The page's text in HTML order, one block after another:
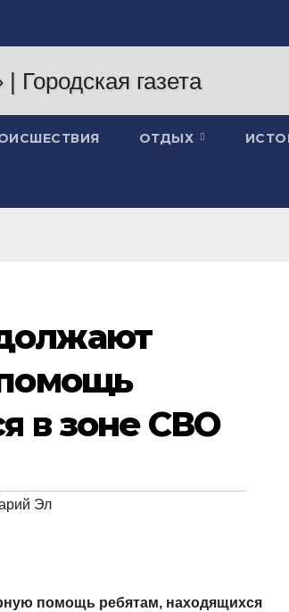
ОТДЫХ
в зоне СВО
Эл
помощь ребятам, находящихся